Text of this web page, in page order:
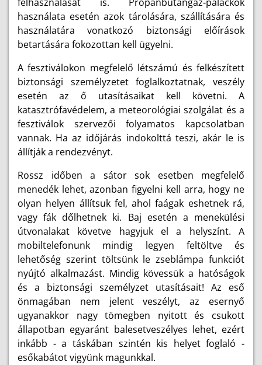
felhasználását is. Propánbutángáz-palackok
használata esetén azok tárolására, szállítására és
használatára vonatkozó biztonsági előírások
betartására fokozottan kell ügyelni.
A fesztiválokon megfelelő létszámú és felkészített
biztonsági személyzetet foglalkoztatnak, veszély
esetén az ő utasításaikat kell követni. A
katasztrófavédelem, a meteorológiai szolgálat és a
fesztiválok szervezői folyamatos kapcsolatban
vannak. Ha az időjárás indokolttá teszi, akár le is
állítják a rendezvényt.
Rossz időben a sátor sok esetben megfelelő
menedék lehet, azonban figyelni kell arra, hogy ne
olyan helyen állítsuk fel, ahol faágak eshetnek rá,
vagy fák dőlhetnek ki. Baj esetén a menekülési
útvonalakat követve hagyjuk el a helyszínt. A
mobiltelefonunk mindig legyen feltöltve és
lehetőség szerint töltsünk le zseblámpa funkciót
nyújtó alkalmazást. Mindig kövessük a hatóságok
és a biztonsági személyzet utasításait! Az eső
önmagában nem jelent veszélyt, az esernyő
ugyanakkor nagy tömegben nyitott és csukott
állapotban egyaránt balesetveszélyes lehet, ezért
inkább - a táskában szintén kis helyet foglaló -
esőkabátot vigyünk magunkkal.